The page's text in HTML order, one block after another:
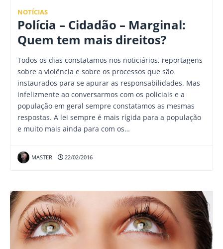
NOTÍCIAS
Polícia – Cidadão – Marginal:
Quem tem mais direitos?
Todos os dias constatamos nos noticiários, reportagens
sobre a violência e sobre os processos que são
instaurados para se apurar as responsabilidades. Mas
infelizmente ao conversarmos com os policiais e a
população em geral sempre constatamos as mesmas
respostas. A lei sempre é mais rígida para a população
e muito mais ainda para com os…
MASTER 22/02/2016